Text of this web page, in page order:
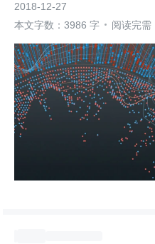
2018-12-27
本文字数：3986 字
阅读完需